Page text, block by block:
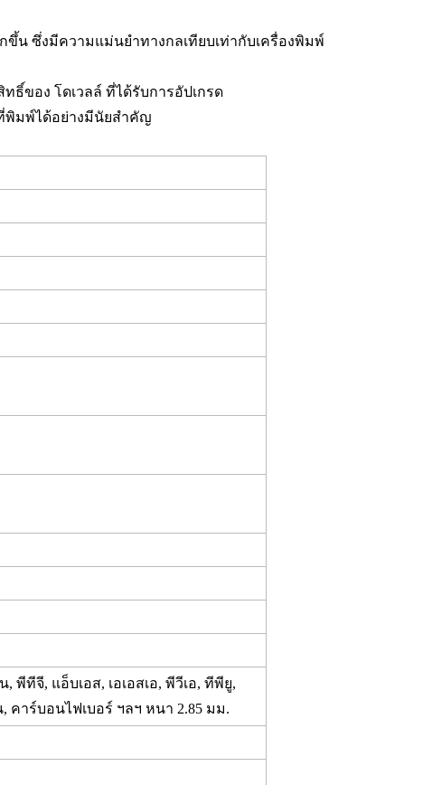
น ซึ่งมีความแม่นยำทางกลเทียบเท่ากับเครื่องพิมพ์
ธิ์ของ โดเวลล์ ที่ได้รับการอัปเกรด
พิมพ์ได้อย่างมีนัยสำคัญ
ทีจี, แอ็บเอส, เอเอสเอ, พีวีเอ, ทีพียู,
าร์บอนไฟเบอร์ ฯลฯ หนา 2.85 มม.